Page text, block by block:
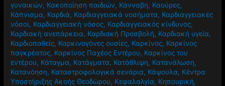
γυναικών, Κακοποίηση παιδιών, Κάνναβη, Καούρες,
Κάπνισμα, Καρδιά, Καρδιαγγειακά νοσήματα, Καρδιαγγειακές
νόσοι, Καρδιαγγειακή νόσος, Καρδιαγγειακός κίνδυνος,
Καρδιακή ανεπάρκεια, Καρδιακή Προσβολή, Καρδιακή υγεία,
Καρδιοπαθείς, Καρκινογόνες ουσίες, Καρκίνος, Καρκίνος
παγκρέατος, Καρκίνος Παχέος Εντέρου, Καρκίνος του
εντέρου, Κάταγμα, Κατάγματα, Κατάθλιψη, Κατανάλωση,
Κατανόηση, Καταστροφολογικά σενάρια, Κάψουλα, Κέντρα
Υποστήριξης Ακοής Θεοδώρου, Κεφαλαλγία, Κηπουρική,